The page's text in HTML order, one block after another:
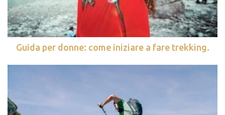
Guida per donne: come iniziare a fare trekking.